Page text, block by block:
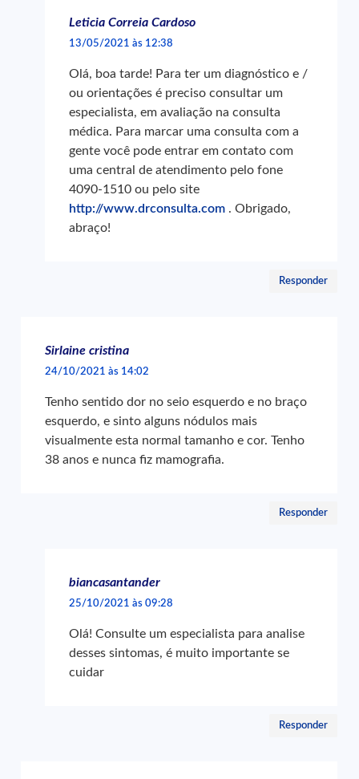
Leticia Correia Cardoso
13/05/2021 às 12:38
Olá, boa tarde! Para ter um diagnóstico e /
ou orientações é preciso consultar um
especialista, em avaliação na consulta
médica. Para marcar uma consulta com a
gente você pode entrar em contato com
uma central de atendimento pelo fone
4090-1510 ou pelo site
http://www.drconsulta.com . Obrigado,
abraço!
Responder
Sirlaine cristina
24/10/2021 às 14:02
Tenho sentido dor no seio esquerdo e no braço
esquerdo, e sinto alguns nódulos mais
visualmente esta normal tamanho e cor. Tenho
38 anos e nunca fiz mamografia.
Responder
biancasantander
25/10/2021 às 09:28
Olá! Consulte um especialista para analise
desses sintomas, é muito importante se
cuidar
Responder